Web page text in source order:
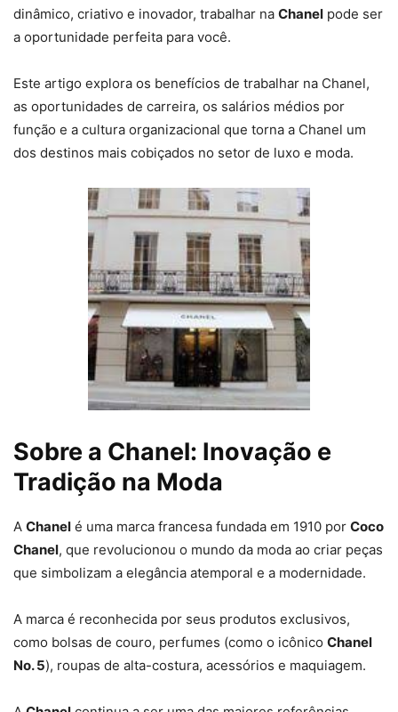
dinâmico, criativo e inovador, trabalhar na Chanel pode ser
a oportunidade perfeita para você.
Este artigo explora os benefícios de trabalhar na Chanel,
as oportunidades de carreira, os salários médios por
função e a cultura organizacional que torna a Chanel um
dos destinos mais cobiçados no setor de luxo e moda.
Sobre a Chanel: Inovação e
Tradição na Moda
A Chanel é uma marca francesa fundada em 1910 por Coco
Chanel, que revolucionou o mundo da moda ao criar peças
que simbolizam a elegância atemporal e a modernidade.
A marca é reconhecida por seus produtos exclusivos,
como bolsas de couro, perfumes (como o icônico Chanel
No. 5), roupas de alta-costura, acessórios e maquiagem.